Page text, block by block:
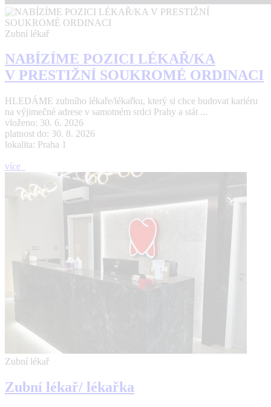
Zubní lékař
NABÍZÍME POZICI LÉKAŘ/KA
V PRESTIŽNÍ SOUKROMÉ ORDINACI
HLEDÁME zubního lékaře/lékařku, který si chce budovat kariéru
na výjimečné adrese v samotném srdci Prahy a stát ...
vloženo: 30. 6. 2026
platnost do: 30. 8. 2026
lokalita: Praha 1
více
Zubní lékař
Zubní lékař/ lékařka